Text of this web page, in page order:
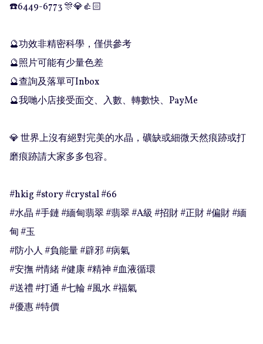
☎️6449-6773 🎊💎👍🏻
🔮功效非精密科學，僅供參考
🔮照片可能有少量色差
🔮查詢及落單可Inbox
🔮我哋小店接受面交、入數、轉數快、PayMe
💎 世界上沒有絕對完美的水晶，礦缺或細微天然痕跡或打
磨痕跡請大家多多包容。
#hkig #story #crystal #66
#水晶 #手鏈 #緬甸翡翠 #翡翠 #A級 #招財 #正財 #偏財 #緬
甸 #玉
#防小人 #負能量 #辟邪 #病氣
#安撫 #情緒 #健康 #精神 #血液循環
#送禮 #打通 #七輪 #風水 #福氣
#優惠 #特價